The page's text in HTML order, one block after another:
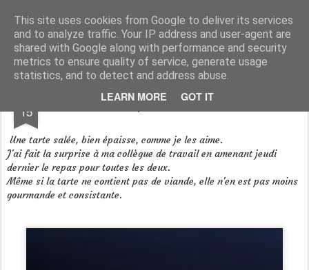
This site uses cookies from Google to deliver its services
and to analyze traffic. Your IP address and user-agent are
shared with Google along with performance and security
metrics to ensure quality of service, generate usage
statistics, and to detect and address abuse.
LEARN MORE GOT IT
Aux papilles by Virginie
15 Tarte Epinards / Butternut
Une tarte salée, bien épaisse, comme je les aime.
J'ai fait la surprise à ma collègue de travail en amenant jeudi
dernier le repas pour toutes les deux.
Même si la tarte ne contient pas de viande, elle n'en est pas moins
gourmande et consistante.